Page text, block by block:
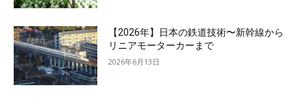
【2026年】日本の鉄道技術〜新幹線から
リニアモーターカーまで
2026年6月13日